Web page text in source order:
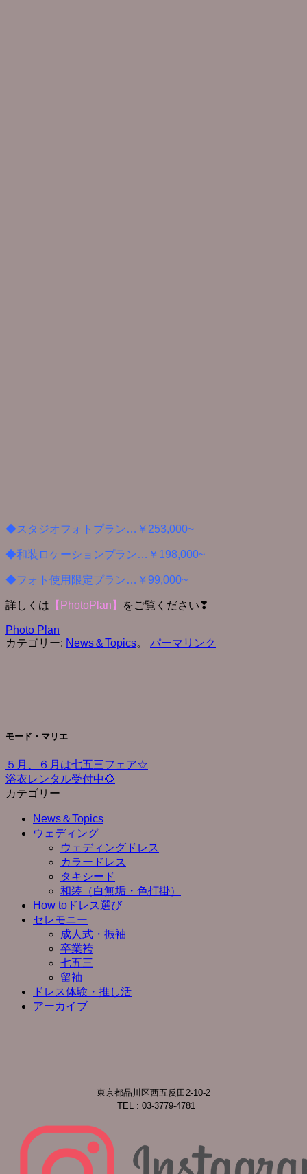
◆スタジオフォトプラン…￥253,000~
◆和装ロケーションプラン…￥198,000~
◆フォト使用限定プラン…￥99,000~
詳しくは 【PhotoPlan】 をご覧ください❣
Photo Plan
カテゴリー: News＆Topics。 パーマリンク
モード・マリエ
５月、６月は七五三フェア☆
浴衣レンタル受付中🌻
カテゴリー
News＆Topics
ウェディング
ウェディングドレス
カラードレス
タキシード
和装（白無垢・色打掛）
How toドレス選び
セレモニー
成人式・振袖
卒業袴
七五三
留袖
ドレス体験・推し活
アーカイブ
東京都品川区西五反田2-10-2
TEL : 03-3779-4781